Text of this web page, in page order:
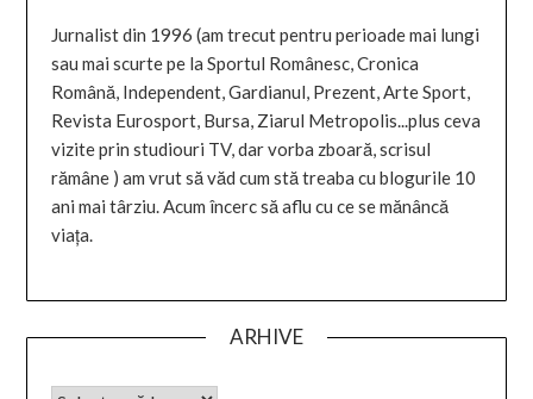
Jurnalist din 1996 (am trecut pentru perioade mai lungi
sau mai scurte pe la Sportul Românesc, Cronica
Română, Independent, Gardianul, Prezent, Arte Sport,
Revista Eurosport, Bursa, Ziarul Metropolis...plus ceva
vizite prin studiouri TV, dar vorba zboară, scrisul
rămâne ) am vrut să văd cum stă treaba cu blogurile 10
ani mai târziu. Acum încerc să aflu cu ce se mănâncă
viața.
ARHIVE